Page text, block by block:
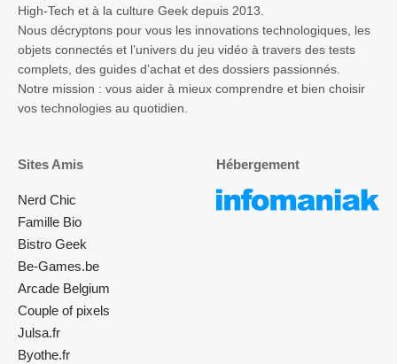
High-Tech et à la culture Geek depuis 2013.
Nous décryptons pour vous les innovations technologiques, les
objets connectés et l’univers du jeu vidéo à travers des tests
complets, des guides d’achat et des dossiers passionnés.
Notre mission : vous aider à mieux comprendre et bien choisir
vos technologies au quotidien.
Sites Amis
Nerd Chic
Famille Bio
Bistro Geek
Be-Games.be
Arcade Belgium
Couple of pixels
Julsa.fr
Byothe.fr
Hébergement